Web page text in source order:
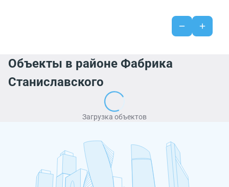
Объекты в районе Фабрика
Станиславского
Загрузка объектов